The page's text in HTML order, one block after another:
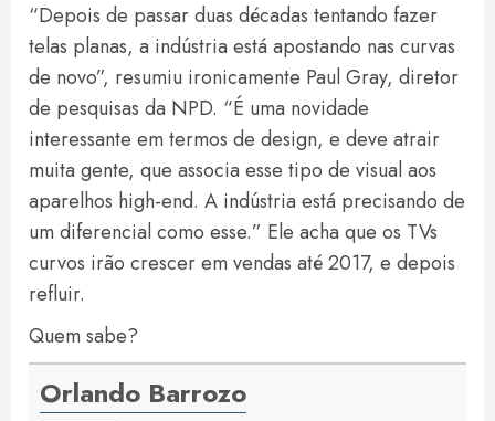
“Depois de passar duas décadas tentando fazer
telas planas, a indústria está apostando nas curvas
de novo”, resumiu ironicamente Paul Gray, diretor
de pesquisas da NPD. “É uma novidade
interessante em termos de design, e deve atrair
muita gente, que associa esse tipo de visual aos
aparelhos high-end. A indústria está precisando de
um diferencial como esse.” Ele acha que os TVs
curvos irão crescer em vendas até 2017, e depois
refluir.
Quem sabe?
Orlando Barrozo